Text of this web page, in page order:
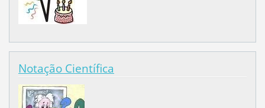
Notação Científica